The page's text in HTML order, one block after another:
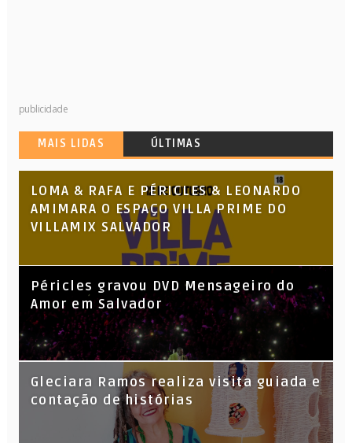
publicidade
MAIS LIDAS ÚLTIMAS
LOMA & RAFA E PÉRICLES & LEONARDO
AMIMARA O ESPAÇO VILLA PRIME DO
VILLAMIX SALVADOR
Péricles gravou DVD Mensageiro do
Amor em Salvador
KL Jay (Racionais MC’s), DJ Raíz e DJ
Leandro Vitrola na BIGSHAKE 14
Gleciara Ramos realiza visita guiada e
contação de histórias